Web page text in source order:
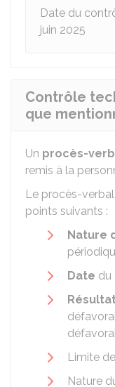
Date du
juin 2025
Contrôle
que
Un procès-
remis à la
Le procès-
points suivants :
Nature
Date du
Limite de
Nature